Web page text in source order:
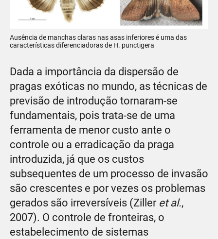
Ausência de manchas claras nas asas inferiores é uma das
características diferenciadoras de H. punctigera
Dada a importância da dispersão de
pragas exóticas no mundo, as técnicas de
previsão de introdução tornaram-se
fundamentais, pois trata-se de uma
ferramenta de menor custo ante o
controle ou a erradicação da praga
introduzida, já que os custos
subsequentes de um processo de invasão
são crescentes e por vezes os problemas
gerados são irreversíveis (Ziller et al.,
2007). O controle de fronteiras, o
estabelecimento de sistemas